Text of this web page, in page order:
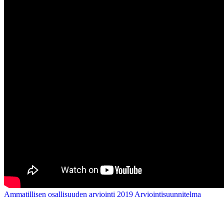
Ammatillisen osallisuuden arviointi 2019Arviointisuunnitelma